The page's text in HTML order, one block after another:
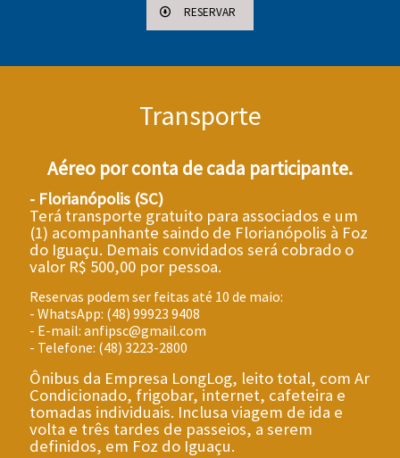
RESERVAR
Transporte
Aéreo por conta de cada participante.
- Florianópolis (SC)
Terá transporte gratuito para associados e um
(1) acompanhante saindo de Florianópolis à Foz
do Iguaçu. Demais convidados será cobrado o
valor R$ 500,00 por pessoa.
Reservas podem ser feitas até 10 de maio:
- WhatsApp: (48) 99923 9408
- E-mail: anfipsc@gmail.com
- Telefone: (48) 3223-2800
Ônibus da Empresa LongLog, leito total, com Ar
Condicionado, frigobar, internet, cafeteira e
tomadas individuais. Inclusa viagem de ida e
volta e três tardes de passeios, a serem
definidos, em Foz do Iguaçu.